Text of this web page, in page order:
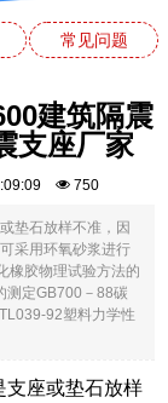
常见问题
建筑隔震
支座厂家
750
垫石放样不准，因
采用环氧砂浆进行
橡胶物理试验方法的
测定GB700－88碳
92塑料力学性
支座或垫石放样